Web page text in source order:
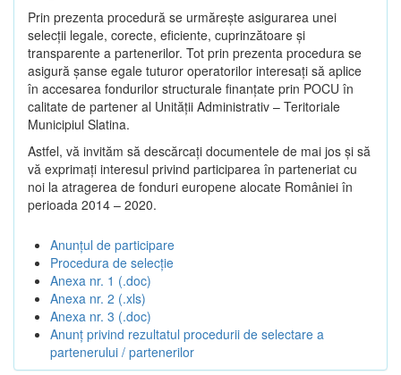
Prin prezenta procedură se urmăreşte asigurarea unei
selecții legale, corecte, eficiente, cuprinzătoare şi
transparente a partenerilor. Tot prin prezenta procedura se
asigură şanse egale tuturor operatorilor interesaţi să aplice
în accesarea fondurilor structurale finanţate prin POCU în
calitate de partener al Unității Administrativ – Teritoriale
Municipiul Slatina.
Astfel, vă invităm să descărcați documentele de mai jos și să
vă exprimați interesul privind participarea în parteneriat cu
noi la atragerea de fonduri europene alocate României în
perioada 2014 – 2020.
Anunțul de participare
Procedura de selecție
Anexa nr. 1 (.doc)
Anexa nr. 2 (.xls)
Anexa nr. 3 (.doc)
Anunț privind rezultatul procedurii de selectare a
partenerului / partenerilor